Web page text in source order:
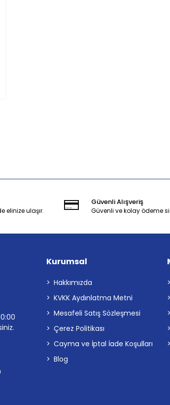
elinize ulaşır.
Güvenli Alışveriş
Güvenli ve kolay ödeme
Kurumsal
Hakkımızda
KVKK Aydınlatma Metni
Mesafeli Satış Sözleşmesi
Çerez Politikası
Cayma ve İptal İade Koşulları
Blog